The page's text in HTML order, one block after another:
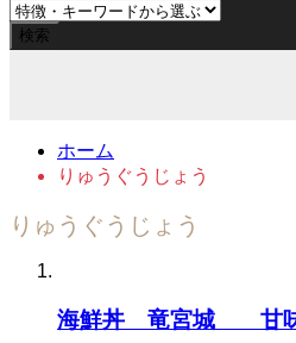
ホーム
りゅうぐうじょう
りゅうぐうじょう
海鮮丼 竜宮城 甘